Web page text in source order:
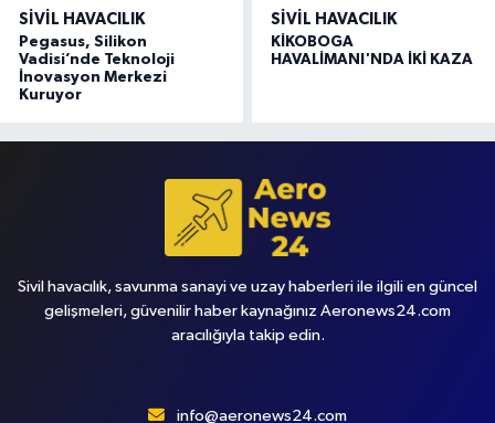
SIVIL HAVACILIK
Pegasus, Silikon
Vadisi’nde Teknoloji
İnovasyon Merkezi
Kuruyor
SIVIL HAVACILIK
KİKOBOGA
HAVALİMANI'NDA İKİ KAZA
Sivil havacılık, savunma sanayi ve uzay haberleri ile ilgili en güncel
gelişmeleri, güvenilir haber kaynağınız Aeronews24.com
aracılığıyla takip edin.
info@aeronews24.com